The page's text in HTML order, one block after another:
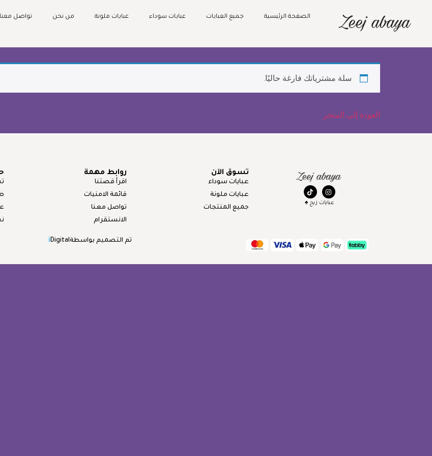
الصفحة الرئيسية جميع العبايات عبايات سوداء عبايات ملونة من نحن تواصل معنا
سلة مشترياتك فارغة حاليًا.
العودة إلى المتجر
عبايات زيج ♠️
تسوق الآن
عبايات سوداء
عبايات ملونة
جميع المنتجات
روابط مهمة
اقرأ قصتنا
قائمة الامنيات
تواصل معنا
الانستقرام
تم التصميم بواسطة iDigital